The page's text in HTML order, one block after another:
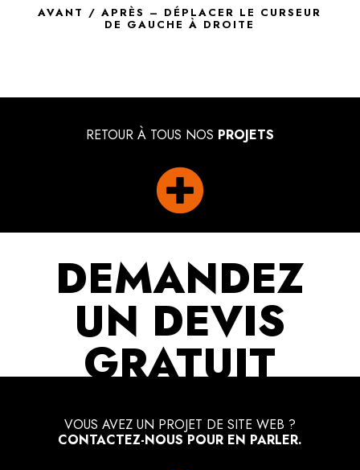
AVANT / APRÈS – DÉPLACER LE CURSEUR
DE GAUCHE À DROITE
RETOUR À TOUS NOS PROJETS

DEMANDEZ
UN DEVIS
GRATUIT
VOUS AVEZ UN PROJET DE SITE WEB ?
CONTACTEZ-NOUS POUR EN PARLER.